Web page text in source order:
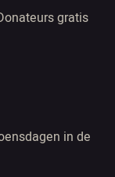
gratis
in de